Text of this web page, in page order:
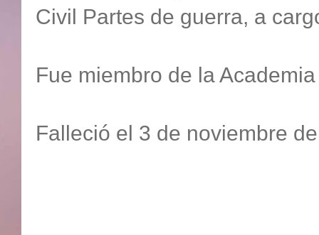
Civil Partes de guerra, a
Fue miembro de la
Falleció el 3 de noviembre